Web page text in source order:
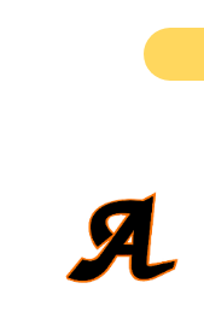
第12回
第10回
第9回